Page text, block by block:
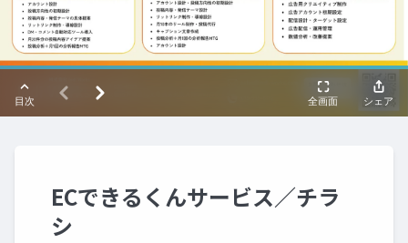
ECできるくんサービス／チラ
シ